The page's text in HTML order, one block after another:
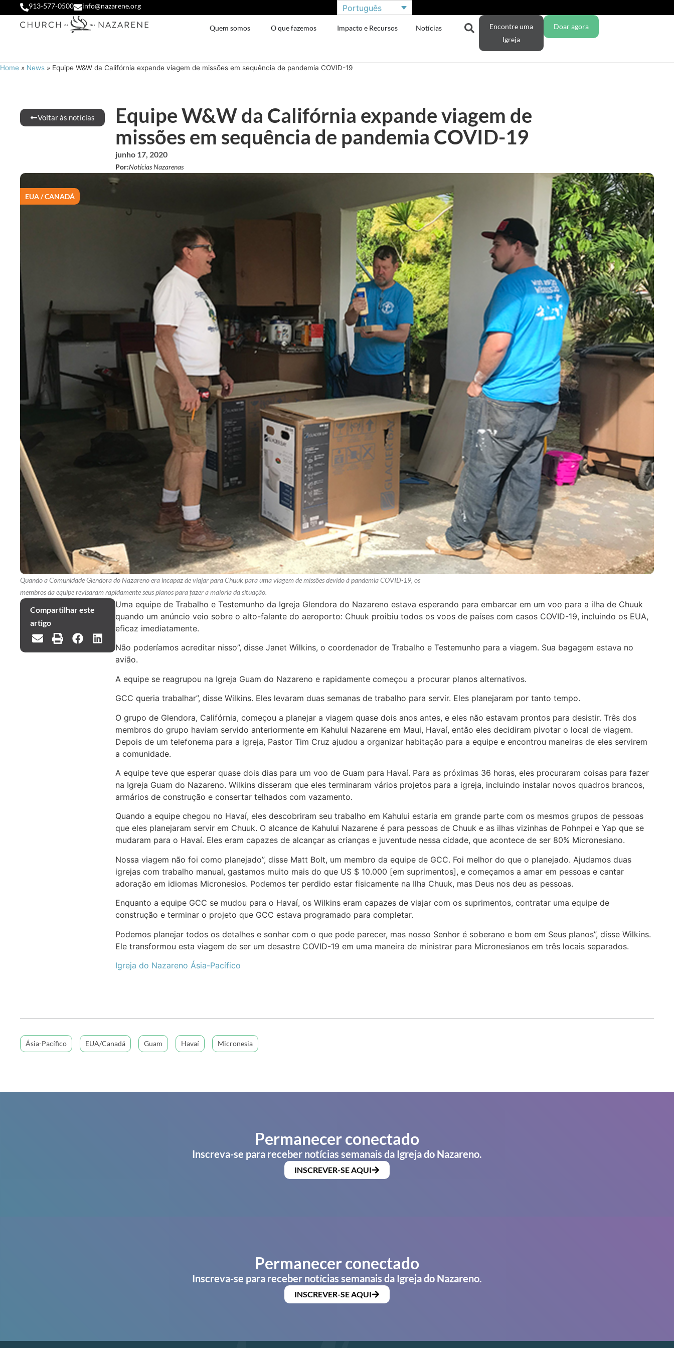
913-577-0500 info@nazarene.org Português
Quem somos O que fazemos Impacto e Recursos Notícias
Encontre uma
Igreja
Doar agora
Home » News » Equipe W&W da Califórnia expande viagem de missões em sequência de pandemia COVID-19
Voltar às notícias
Equipe W&W da Califórnia expande viagem de
missões em sequência de pandemia COVID-19
junho 17, 2020
Por:Notícias Nazarenas
EUA / CANADÁ
Quando a Comunidade Glendora do Nazareno era incapaz de viajar para Chuuk para uma viagem de missões devido à pandemia COVID-19, os
membros da equipe revisaram rapidamente seus planos para fazer a maioria da situação.
Compartilhar este
artigo
Uma equipe de Trabalho e Testemunho da Igreja Glendora do Nazareno estava esperando para embarcar em um voo para a ilha de Chuuk
quando um anúncio veio sobre o alto-falante do aeroporto: Chuuk proibiu todos os voos de países com casos COVID-19, incluindo os EUA,
eficaz imediatamente.
Não poderíamos acreditar nisso”, disse Janet Wilkins, o coordenador de Trabalho e Testemunho para a viagem. Sua bagagem estava no
avião.
A equipe se reagrupou na Igreja Guam do Nazareno e rapidamente começou a procurar planos alternativos.
GCC queria trabalhar”, disse Wilkins. Eles levaram duas semanas de trabalho para servir. Eles planejaram por tanto tempo.
O grupo de Glendora, Califórnia, começou a planejar a viagem quase dois anos antes, e eles não estavam prontos para desistir. Três dos
membros do grupo haviam servido anteriormente em Kahului Nazarene em Maui, Havaí, então eles decidiram pivotar o local de viagem.
Depois de um telefonema para a igreja, Pastor Tim Cruz ajudou a organizar habitação para a equipe e encontrou maneiras de eles servirem
a comunidade.
A equipe teve que esperar quase dois dias para um voo de Guam para Havaí. Para as próximas 36 horas, eles procuraram coisas para fazer
na Igreja Guam do Nazareno. Wilkins disseram que eles terminaram vários projetos para a igreja, incluindo instalar novos quadros brancos,
armários de construção e consertar telhados com vazamento.
Quando a equipe chegou no Havaí, eles descobriram seu trabalho em Kahului estaria em grande parte com os mesmos grupos de pessoas
que eles planejaram servir em Chuuk. O alcance de Kahului Nazarene é para pessoas de Chuuk e as ilhas vizinhas de Pohnpei e Yap que se
mudaram para o Havaí. Eles eram capazes de alcançar as crianças e juventude nessa cidade, que acontece de ser 80% Micronesiano.
Nossa viagem não foi como planejado”, disse Matt Bolt, um membro da equipe de GCC. Foi melhor do que o planejado. Ajudamos duas
igrejas com trabalho manual, gastamos muito mais do que US $ 10.000 [em suprimentos], e começamos a amar em pessoas e cantar
adoração em idiomas Micronesios. Podemos ter perdido estar fisicamente na Ilha Chuuk, mas Deus nos deu as pessoas.
Enquanto a equipe GCC se mudou para o Havaí, os Wilkins eram capazes de viajar com os suprimentos, contratar uma equipe de
construção e terminar o projeto que GCC estava programado para completar.
Podemos planejar todos os detalhes e sonhar com o que pode parecer, mas nosso Senhor é soberano e bom em Seus planos”, disse Wilkins.
Ele transformou esta viagem de ser um desastre COVID-19 em uma maneira de ministrar para Micronesianos em três locais separados.
Igreja do Nazareno Ásia-Pacífico
Ásia-Pacífico EUA/Canadá Guam Havaí Micronesia
Permanecer conectado
Inscreva-se para receber notícias semanais da Igreja do Nazareno.
INSCREVER-SE AQUI
Permanecer conectado
Inscreva-se para receber notícias semanais da Igreja do Nazareno.
INSCREVER-SE AQUI